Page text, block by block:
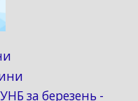
за березень -